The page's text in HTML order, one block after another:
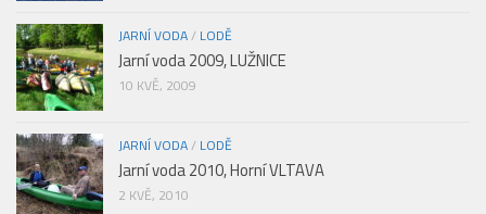
JARNÍ VODA/ LODĚ
Jarní voda 2009, LUŽNICE
10 KVĚ, 2009
JARNÍ VODA/ LODĚ
Jarní voda 2010, Horní VLTAVA
2 KVĚ, 2010